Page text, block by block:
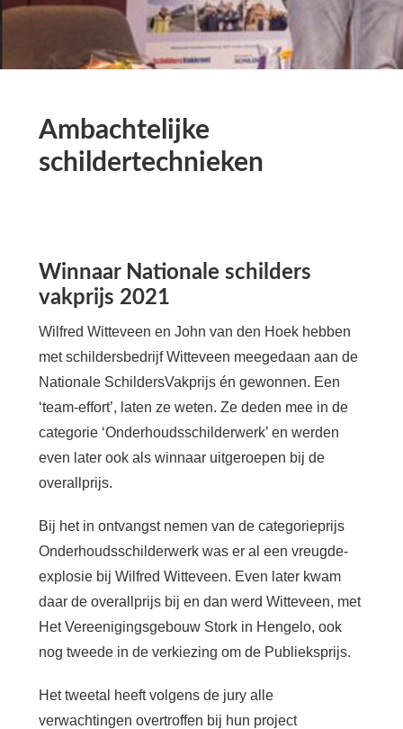
Ambachtelijke
schildertechnieken
Winnaar Nationale schilders
vakprijs 2021
Wilfred Witteveen en John van den Hoek hebben
met schildersbedrijf Witteveen meegedaan aan de
Nationale SchildersVakprijs én gewonnen. Een
‘team-effort’, laten ze weten. Ze deden mee in de
categorie ‘Onderhoudsschilderwerk’ en werden
even later ook als winnaar uitgeroepen bij de
overallprijs.
Bij het in ontvangst nemen van de categorieprijs
Onderhoudsschilderwerk was er al een vreugde-
explosie bij Wilfred Witteveen. Even later kwam
daar de overallprijs bij en dan werd Witteveen, met
Het Vereenigingsgebouw Stork in Hengelo, ook
nog tweede in de verkiezing om de Publieksprijs.
Het tweetal heeft volgens de jury alle
verwachtingen overtroffen bij hun project